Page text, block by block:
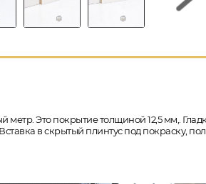
метр. Это покрытие толщиной 12,5 мм,.
в скрытый плинтус под покраску,